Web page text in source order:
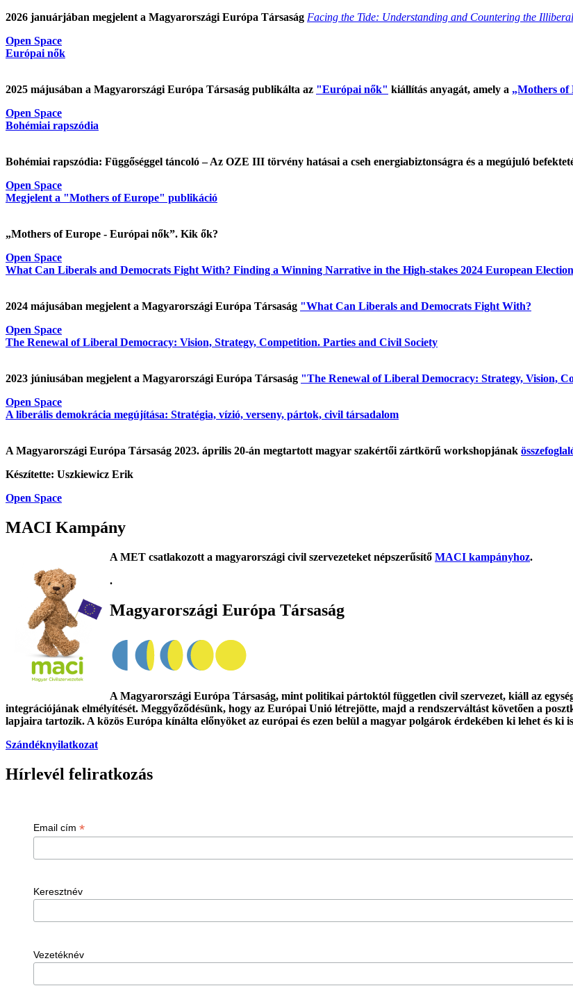
2026 januárjában megjelent a Magyarországi Európa Társaság Facing the Tide: Understanding and Countering the
Open Space
Európai nők
2025 májusában a Magyarországi Európa Társaság publikálta az "Európai nők" kiállítás anyagát, amely a „Mothers of
Open Space
Bohémiai rapszódia
Bohémiai rapszódia: Függőséggel táncoló – Az OZE III törvény hatásai a cseh energiabiztonságra és a megújuló
Open Space
Megjelent a "Mothers of Europe" publikáció
„Mothers of Europe - Európai nők”. Kik ők?
Open Space
What Can Liberals and Democrats Fight With? Finding a Winning Narrative in the High-stakes 2024 European
2024 májusában megjelent a Magyarországi Európa Társaság "What Can Liberals and Democrats Fight With?
Open Space
The Renewal of Liberal Democracy: Vision, Strategy, Competition. Parties and Civil Society
2023 júniusában megjelent a Magyarországi Európa Társaság "The Renewal of Liberal Democracy: Strategy, Vision,
Open Space
A liberális demokrácia megújítása: Stratégia, vízió, verseny, pártok, civil társadalom
A Magyarországi Európa Társaság 2023. április 20-án megtartott magyar szakértői zártkörű workshopjának
Készítette: Uszkiewicz Erik
Open Space
MACI Kampány
A MET csatlakozott a magyarországi civil szervezeteket népszerűsítő MACI kampányhoz.
.
Magyarországi Európa Társaság
A Magyarországi Európa Társaság, mint politikai pártoktól független civil szervezet, kiáll az
integrációjának elmélyítését. Meggyőződésünk, hogy az Európai Unió létrejötte, majd a rendszerváltást követően a
lapjaira tartozik. A közös Európa kínálta előnyöket az európai és ezen belül a magyar polgárok érdekében ki lehet és ki
Szándéknyilatkozat
Hírlevél feliratkozás
Email cím *
Keresztnév
Vezetéknév